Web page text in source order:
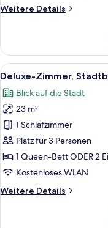
Weitere Details
Weitere
Suite,
Balkon,
Stadtblick
Alle
Fotos
für
Deluxe-
Zimmer,
Stadtblick
anzeigen
9
Deluxe-Zimmer,
Blick auf die Stadt
23 m²
1 Schlafzimmer
Platz für 3 Personen
1 Queen-Bett ODER 2
Kostenloses WLAN
Weitere Details
Weitere